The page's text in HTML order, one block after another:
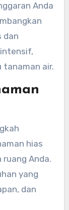
Anda
dan
tanaman air.
hias
Anda.
yang
dan